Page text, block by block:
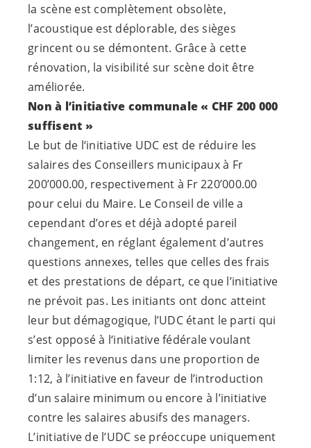
la scène est complètement obsolète,
l’acoustique est déplorable, des sièges
grincent ou se démontent. Grâce à cette
rénovation, la visibilité sur scène doit être
améliorée.
Non à l’initiative communale « CHF 200 000
suffisent »
Le but de l‘initiative UDC est de réduire les
salaires des Conseillers municipaux à Fr
200’000.00, respectivement à Fr 220’000.00
pour celui du Maire. Le Conseil de ville a
cependant d’ores et déjà adopté pareil
changement, en réglant également d’autres
questions annexes, telles que celles des frais
et des prestations de départ, ce que l’initiative
ne prévoit pas. Les initiants ont donc atteint
leur but démagogique, l’UDC étant le parti qui
s’est opposé à l‘initiative fédérale voulant
limiter les revenus dans une proportion de
1:12, à l’initiative en faveur de l’introduction
d’un salaire minimum ou encore à l’initiative
contre les salaires abusifs des managers.
L’initiative de l’UDC se préoccupe uniquement